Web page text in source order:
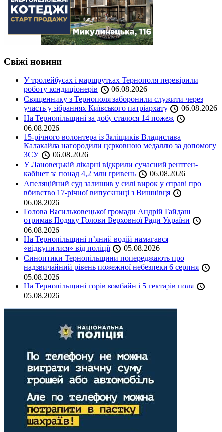
Свіжі новини
У тролейбусах і маршрутках Тернополя перевірили
роботу кондиціонерів
06.08.2026
Священнику з Тернополя заборонили служити через
участь у зібраннях Київського патріархату
06.08.2026
На Тернопільщині за добу сталося 14 пожеж
06.08.2026
15-річного волонтера із Заліщиків Владислава
Калакайла нагородили церковною медаллю за допомогу
ЗСУ
06.08.2026
У Лановецькій лікарні відкрили сучасний рентген-
кабінет за понад 4,2 млн гривень
06.08.2026
Апеляційний суд залишив у силі вирок у справі про
вбивство 17-річної випускниці з Вишнівця
06.08.2026
Голова Васильковецької громади Андрій Гайдаш
отримав Подяку Голови Верховної Ради України
06.08.2026
На Тернопільщині п’яний водій намагався
«відкупитися» від поліції
05.08.2026
Синоптики Тернопільщини попереджають про
надзвичайний рівень пожежної небезпеки 6 серпня
05.08.2026
На Тернопільщині горів комбайн і 5 гектарів поля
05.08.2026